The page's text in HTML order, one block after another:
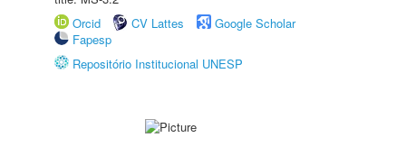
Orcid
CV Lattes
Google Scholar
Fapesp
Repositório Institucional UNESP